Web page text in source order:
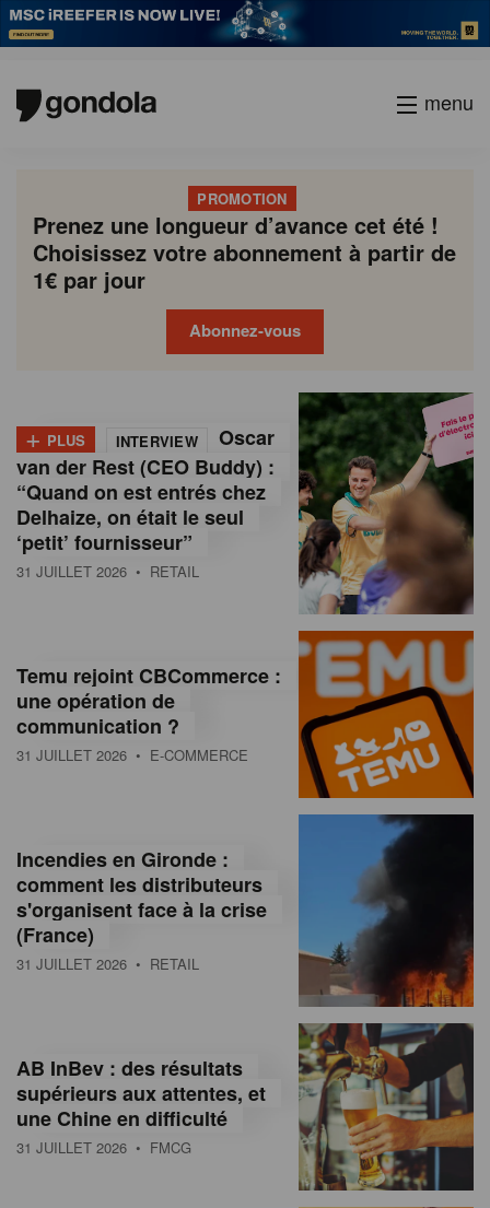
menu
PROMOTION
Prenez une longueur d’avance cet été !
Choisissez votre abonnement à partir de
1€ par jour
Abonnez-vous
o
n
d
o
M
a
g
n
e
n
o
+ PLUS INTERVIEW
Oscar
van der Rest (CEO Buddy) :
“Quand on est entrés chez
Delhaize, on était le seul
‘petit’ fournisseur”
31 JUILLET 2026 • RETAIL
Temu rejoint CBCommerce :
une opération de
communication ?
31 JUILLET 2026 • E-COMMERCE
Incendies en Gironde :
comment les distributeurs
s'organisent face à la crise
(France)
31 JUILLET 2026 • RETAIL
AB InBev : des résultats
supérieurs aux attentes, et
une Chine en difficulté
31 JUILLET 2026 • FMCG